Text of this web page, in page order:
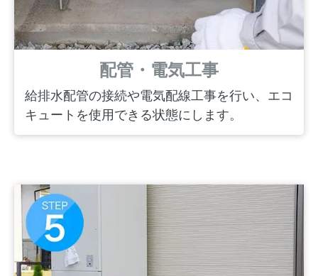
配管・電気工事
給排水配管の接続や電気配線工事を行い、エコ
キュートを使用できる状態にします。